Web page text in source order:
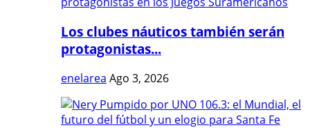
Los clubes náuticos también serán
protagonistas...
enelarea Ago 3, 2026